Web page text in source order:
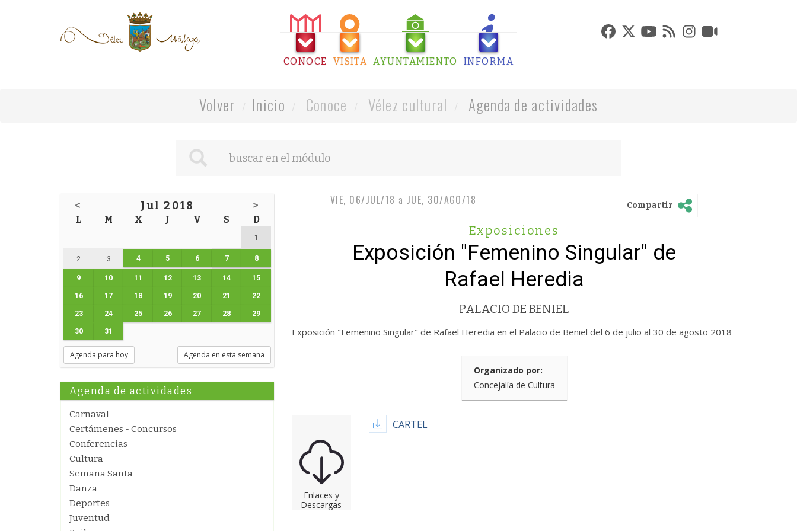
CONOCE VISITA AYUNTAMIENTO INFORMA
Volver Inicio Conoce Vélez cultural Agenda de actividades
< Jul 2018 >
L M X J V S D
1
2 3 4 5 6 7 8
9 10 11 12 13 14 15
16 17 18 19 20 21 22
23 24 25 26 27 28 29
30 31
Agenda para hoy Agenda en esta semana
Agenda de actividades
Carnaval
Certámenes - Concursos
Conferencias
Cultura
Semana Santa
Danza
Deportes
Juventud
VIE, 06/JUL/18 a JUE, 30/AGO/18 Compartir
Exposiciones
Exposición "Femenino Singular" de
Rafael Heredia
PALACIO DE BENIEL
Exposición "Femenino Singular" de Rafael Heredia en el Palacio de Beniel del 6 de julio al 30 de agosto 2018
Organizado por:
Concejalía de Cultura
Enlaces y
Descargas
CARTEL